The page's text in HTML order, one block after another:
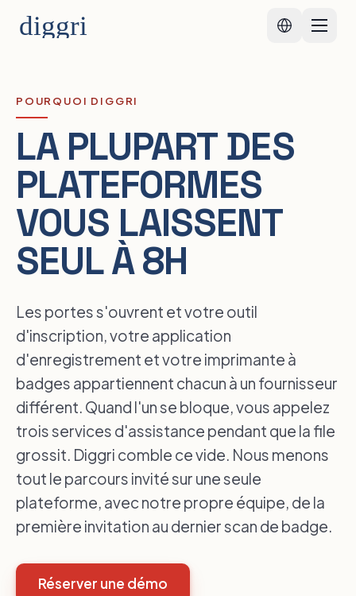
WHY
POURQUOI DIGGRI
LA PLUPART DES
PLATEFORMES
VOUS LAISSENT
SEUL À 8H
Les portes s'ouvrent et votre outil
d'inscription, votre application
d'enregistrement et votre imprimante à
badges appartiennent chacun à un fournisseur
différent. Quand l'un se bloque, vous appelez
trois services d'assistance pendant que la file
grossit. Diggri comble ce vide. Nous menons
tout le parcours invité sur une seule
plateforme, avec notre propre équipe, de la
première invitation au dernier scan de badge.
Réserver une démo